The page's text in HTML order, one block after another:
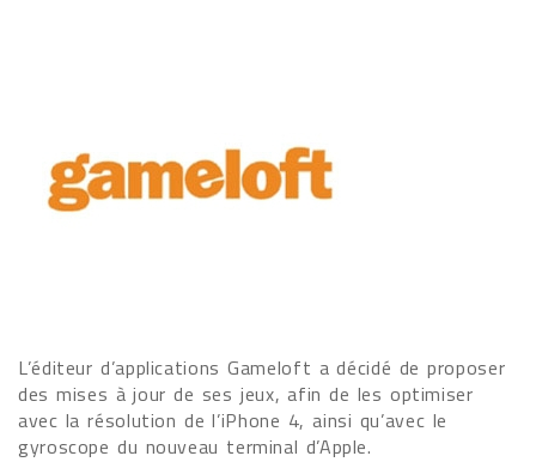
L’éditeur d’applications Gameloft a décidé de proposer
des mises à jour de ses jeux, afin de les optimiser
avec la résolution de l’iPhone 4, ainsi qu’avec le
gyroscope du nouveau terminal d’Apple.